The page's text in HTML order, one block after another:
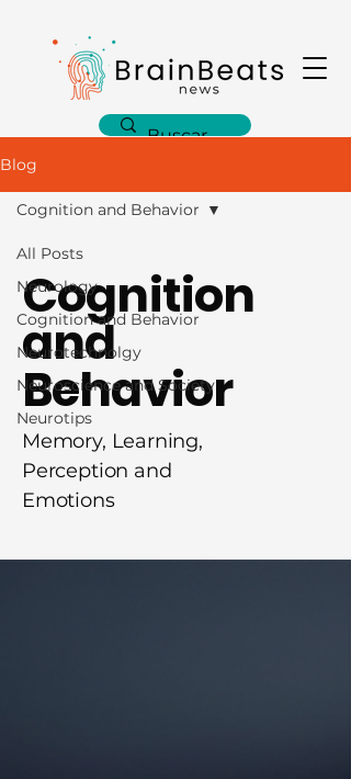
Blog
All Posts
Neurology
Cognition and Behavior
Neurotechnolgy
Neuroscience and Society
Neurotips
Cognition and Behavior
Cognition
and
Behavior
Memory, Learning,
Perception and
Emotions